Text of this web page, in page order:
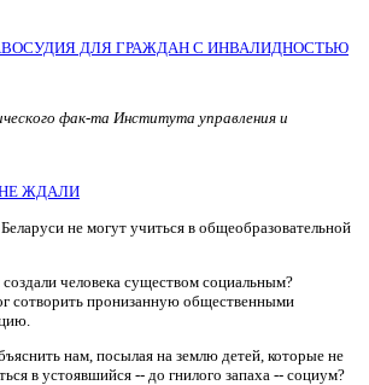
ДЛЯ ГРАЖДАН С ИНВАЛИДНОСТЬЮ
фак-та Института управления и
ЖДАЛИ
не могут учиться в общеобразовательной
человека существом социальным?
сотворить пронизанную общественными
нам, посылая на землю детей, которые не
в устоявшийся -- до гнилого запаха -- социум?